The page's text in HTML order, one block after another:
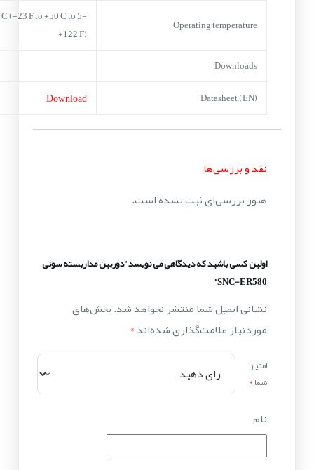
Operating temperature
-5 C (+23 F to +50 C to
+122 F)
Downloads
Datasheet (EN)
Download
نقد و بررسی‌ها
هنوز بررسی‌ای ثبت نشده است.
اولین کسی باشید که دیدگاهی می نویسد “دوربین مداربسته سونی
SNC-ER580”
نشانی ایمیل شما منتشر نخواهد شد.بخش‌های
موردنیاز علامت‌گذاری شده‌اند*
امتیاز
شما*
نام